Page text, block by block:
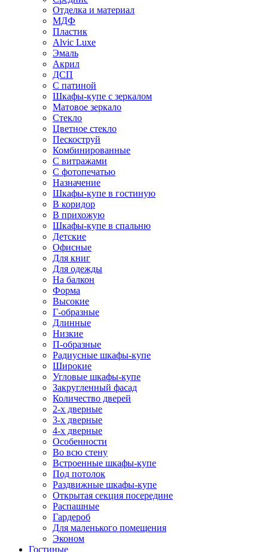
Отделка и материал
МДФ
Пластик
Alvic Luxe
Эмаль
Акрил
ДСП
С патиной
Шкафы-купе с зеркалом
Матовое зеркало
Стекло
Цветное стекло
Пескоструй
Комбинированные
С витражами
С фотопечатью
Назначение
Шкафы-купе в гостиную
В коридор
В прихожую
Шкафы-купе в спальню
Детские
Офисные
Для книг
Для одежды
На балкон
Форма
Высокие
Г-образные
Длинные
Низкие
П-образные
Радиусные шкафы-купе
Широкие
Угловые шкафы-купе
Закругленный фасад
Количество дверей
2-х дверные
3-х дверные
4-х дверные
Особенности
Во всю стену
Встроенные шкафы-купе
Под потолок
Раздвижные шкафы-купе
Открытая секция посередине
Распашные
Гардероб
Для маленького помещения
Эконом
Гостиные